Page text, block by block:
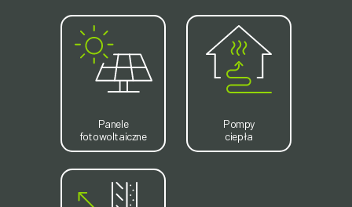
Panele
fotowoltaiczne
Pompy
ciepła